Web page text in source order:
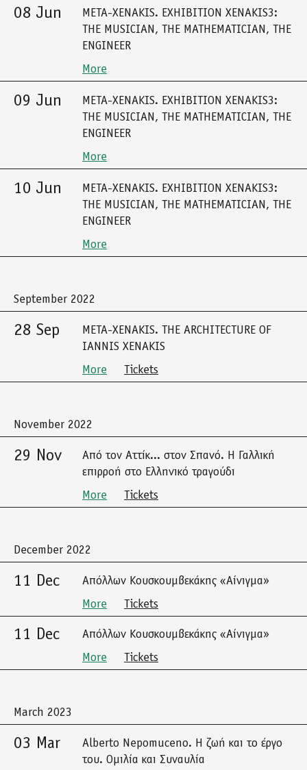
08 Jun
META-XENAKIS. EXHIBITION XENAKIS3:
THE MUSICIAN, THE MATHEMATICIAN, THE
ENGINEER
More
09 Jun
META-XENAKIS. EXHIBITION XENAKIS3:
THE MUSICIAN, THE MATHEMATICIAN, THE
ENGINEER
More
10 Jun
META-XENAKIS. EXHIBITION XENAKIS3:
THE MUSICIAN, THE MATHEMATICIAN, THE
ENGINEER
More
September 2022
28 Sep
META-XENAKIS. THE ARCHITECTURE OF
IANNIS XENAKIS
More
Tickets
November 2022
29 Nov
Από τον Αττίκ... στον Σπανό. Η Γαλλική
επιρροή στο Ελληνικό τραγούδι
More
Tickets
December 2022
11 Dec
Απόλλων Κουσκουμβεκάκης «Αίνιγμα»
More
Tickets
11 Dec
Απόλλων Κουσκουμβεκάκης «Αίνιγμα»
More
Tickets
March 2023
03 Mar
Alberto Nepomuceno. Η ζωή και το έργο
του. Ομιλία και Συναυλία